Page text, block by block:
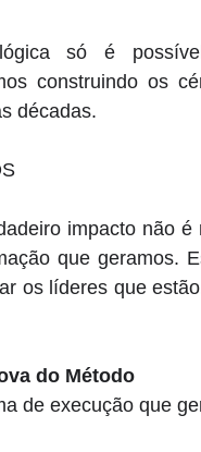
só é
construindo os
décadas.
impacto não
que geramos.
os líderes que
do Método